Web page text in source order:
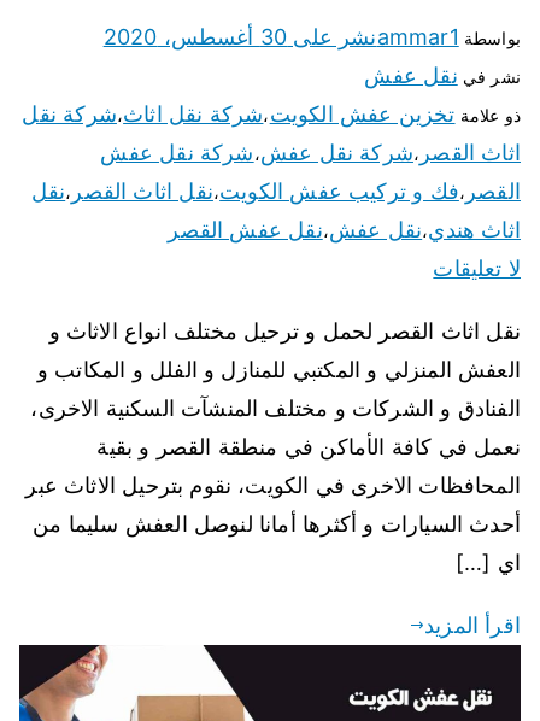
بواسطة ammar1نشر على 30 أغسطس، 2020
نشر في نقل عفش
ذو علامة تخزين عفش الكويت،شركة نقل اثاث،شركة نقل
اثاث القصر ،شركة نقل عفش،شركة نقل عفش
القصر ،فك و تركيب عفش الكويت،نقل اثاث القصر ،نقل
اثاث هندي،نقل عفش،نقل عفش القصر
لا تعليقات
نقل اثاث القصر لحمل و ترحيل مختلف انواع الاثاث و
العفش المنزلي و المكتبي للمنازل و الفلل و المكاتب و
الفنادق و الشركات و مختلف المنشآت السكنية الاخرى،
نعمل في كافة الأماكن في منطقة القصر و بقية
المحافظات الاخرى في الكويت، نقوم بترحيل الاثاث عبر
أحدث السيارات و أكثرها أمانا لنوصل العفش سليما من
اي […]
اقرأ المزيد